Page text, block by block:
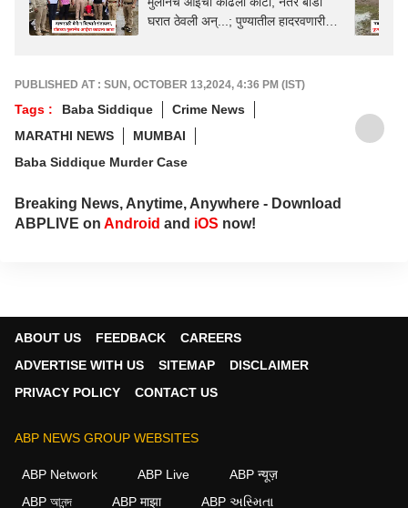
घरात ठेवली अन्...; पुण्यातील हादरवणारी
PUBLISHED AT : SUN, OCTOBER 13,2024, 4:36 PM (IST)
Tags : Baba Siddique
Crime News
MARATHI NEWS
MUMBAI
Baba Siddique Murder Case
Breaking News, Anytime, Anywhere - Download
ABPLIVE on Android and iOS now!
ABOUT US FEEDBACK
CAREERS
ADVERTISE WITH US
SITEMAP
DISCLAIMER
PRIVACY POLICY
CONTACT US
ABP NEWS GROUP WEBSITES
ABP Network ABP Live
ABP न्यूज़
ABP আনন্দ
ABP माझा ABP અસ્મિતા